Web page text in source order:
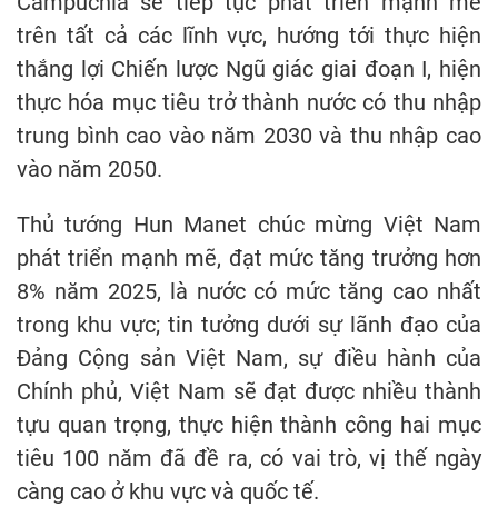
trên tất cả các lĩnh vực, hướng tới thực hiện
thắng lợi Chiến lược Ngũ giác giai đoạn I, hiện
thực hóa mục tiêu trở thành nước có thu nhập
trung bình cao vào năm 2030 và thu nhập cao
vào năm 2050.
Thủ tướng Hun Manet chúc mừng Việt Nam
phát triển mạnh mẽ, đạt mức tăng trưởng hơn
8% năm 2025, là nước có mức tăng cao nhất
trong khu vực; tin tưởng dưới sự lãnh đạo của
Đảng Cộng sản Việt Nam, sự điều hành của
Chính phủ, Việt Nam sẽ đạt được nhiều thành
tựu quan trọng, thực hiện thành công hai mục
tiêu 100 năm đã đề ra, có vai trò, vị thế ngày
càng cao ở khu vực và quốc tế.